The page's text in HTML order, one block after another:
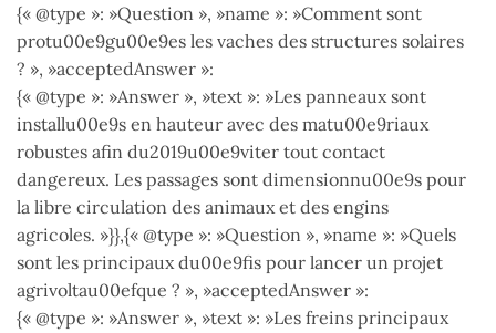
{« @type »: »Question », »name »: »Comment sont
protu00e9gu00e9es les vaches des structures solaires
? », »acceptedAnswer »:
{« @type »: »Answer », »text »: »Les panneaux sont
installu00e9s en hauteur avec des matu00e9riaux
robustes afin du2019u00e9viter tout contact
dangereux. Les passages sont dimensionnu00e9s pour
la libre circulation des animaux et des engins
agricoles. »}},{« @type »: »Question », »name »: »Quels
sont les principaux du00e9fis pour lancer un projet
agrivoltau00efque ? », »acceptedAnswer »:
{« @type »: »Answer », »text »: »Les freins principaux